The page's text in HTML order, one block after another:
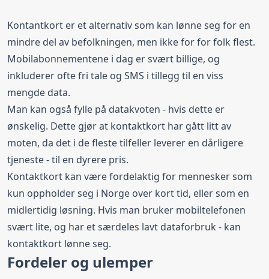
Kontantkort er et alternativ som kan lønne seg for en
mindre del av befolkningen, men ikke for for folk flest.
Mobilabonnementene i dag er svært billige, og
inkluderer ofte fri tale og SMS i tillegg til en viss
mengde data.
Man kan også fylle på datakvoten - hvis dette er
ønskelig. Dette gjør at kontaktkort har gått litt av
moten, da det i de fleste tilfeller leverer en dårligere
tjeneste - til en dyrere pris.
Kontaktkort kan være fordelaktig for mennesker som
kun oppholder seg i Norge over kort tid, eller som en
midlertidig løsning. Hvis man bruker mobiltelefonen
svært lite, og har et særdeles lavt dataforbruk - kan
kontaktkort lønne seg.
Fordeler og ulemper